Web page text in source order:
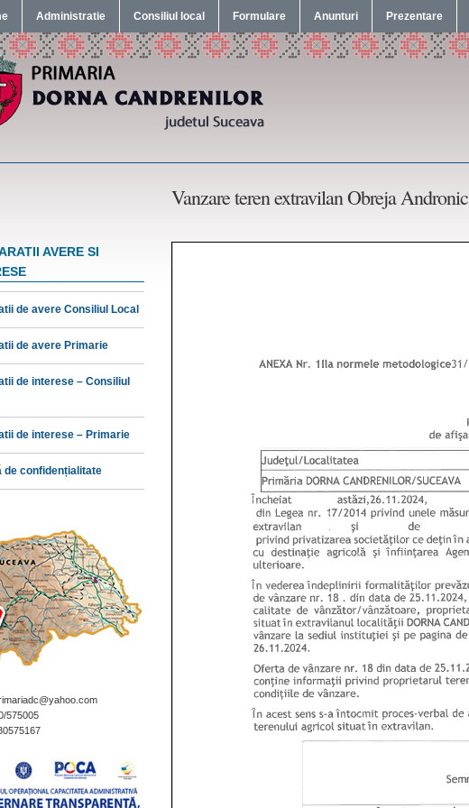
Administratie Consiliul local Formulare Anunturi Prezentare
Vanzare teren extravilan Obreja Andronic
AVERE SI
de avere Consiliul Local
de avere Primarie
de interese – Consiliul
de interese – Primarie
de confidențialitate
575005